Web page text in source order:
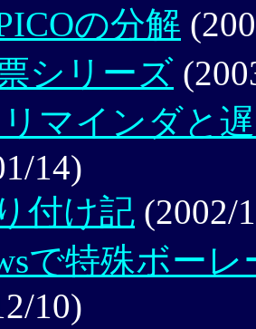
の分解
シリーズ
マインダと
14)
付け記 (2002/
で特殊ボー
10)